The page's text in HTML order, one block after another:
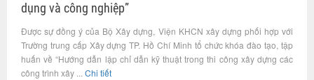
dụng và công nghiệp”
Được sự đồng ý của Bộ Xây dựng, Viện KHCN xây dựng phối hợp với
Trường trung cấp Xây dựng TP. Hồ Chí Minh tổ chức khóa đào tạo, tập
huấn về “Hướng dẫn lập chỉ dẫn kỹ thuật trong thi công xây dựng các
công trình xây ... Chi tiết